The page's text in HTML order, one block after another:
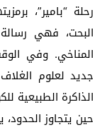
رحلة “بامير”،
البحت، فهي
المناخي. وفي
جديد لعلوم
الذاكرة الطبيعية
حين يتجاوز